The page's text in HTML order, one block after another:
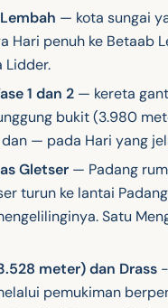
— kota sungai
Hari penuh ke Betaab
Lidder.
1 dan 2 — kereta
bukit (3.980
dan — pada Hari yang
Gletser — Padang
turun ke lantai
Satu
meter) dan Drass
pemukiman